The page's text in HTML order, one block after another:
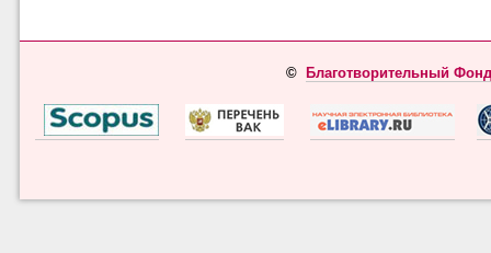
© Благотворительный